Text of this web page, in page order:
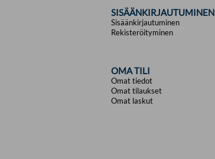
SISÄÄNKIRJAUTUMINEN
Sisäänkirjautuminen
Rekisteröityminen
OMA TILI
Omat tiedot
Omat tilaukset
Omat laskut